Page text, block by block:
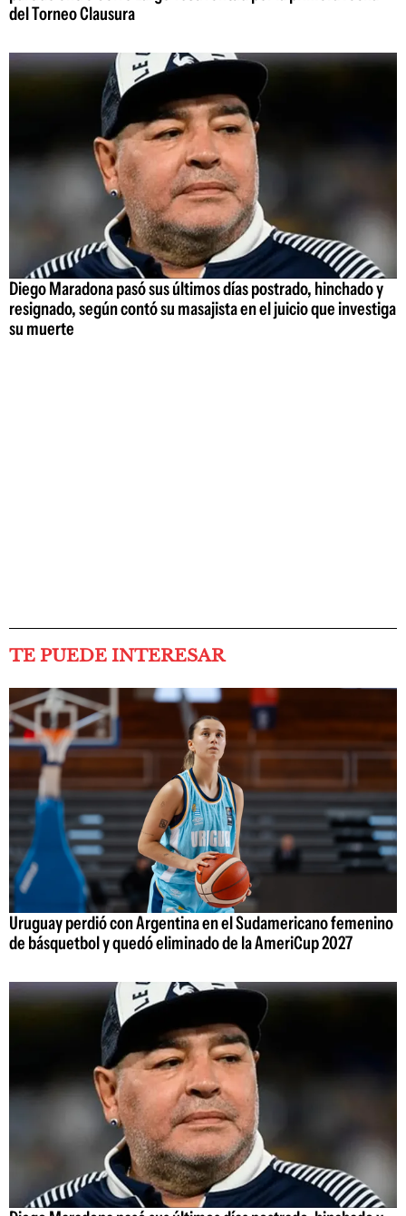
del Torneo Clausura
Diego Maradona pasó sus últimos días postrado, hinchado y
resignado, según contó su masajista en el juicio que investiga
su muerte
TE PUEDE INTERESAR
Uruguay perdió con Argentina en el Sudamericano femenino
de básquetbol y quedó eliminado de la AmeriCup 2027